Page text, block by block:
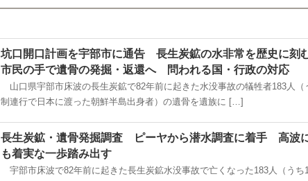
坑口開口計画を宇部市に通告 長生炭鉱の水非常を歴史に
市民の手で遺骨の発掘・返還へ 問われる国・行政の対応
山口県宇部市床波の長生炭鉱で82年前に起きた水没事故の犠牲者183人（
制連行で日本に渡った朝鮮半島出身者）の遺骨を遺族に […]
長生炭鉱・遺骨発掘調査 ピーヤから潜水調査に着手 高波
も着実な一歩踏み出す
宇部市床波で82年前に起きた長生炭鉱水没事故で亡くなった183人（うち